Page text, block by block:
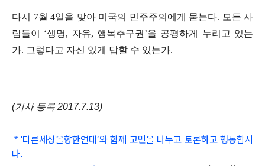
다시 7월 4일을 맞아 미국의 민주주의에게 묻는다. 모든 사
람들이 ‘생명, 자유, 행복추구권’을 공평하게 누리고 있는
가. 그렇다고 자신 있게 답할 수 있는가.
(기사 등록 2017.7.13)
* '다른세상을향한연대’와 함께 고민을 나누고 토론하고 행동합시
다.